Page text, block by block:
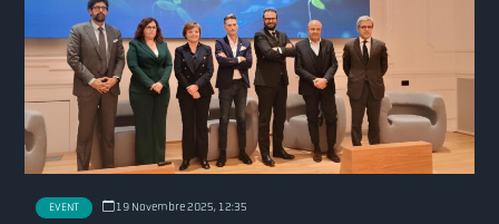
EVENT 19 Novembre 2025, 12:35